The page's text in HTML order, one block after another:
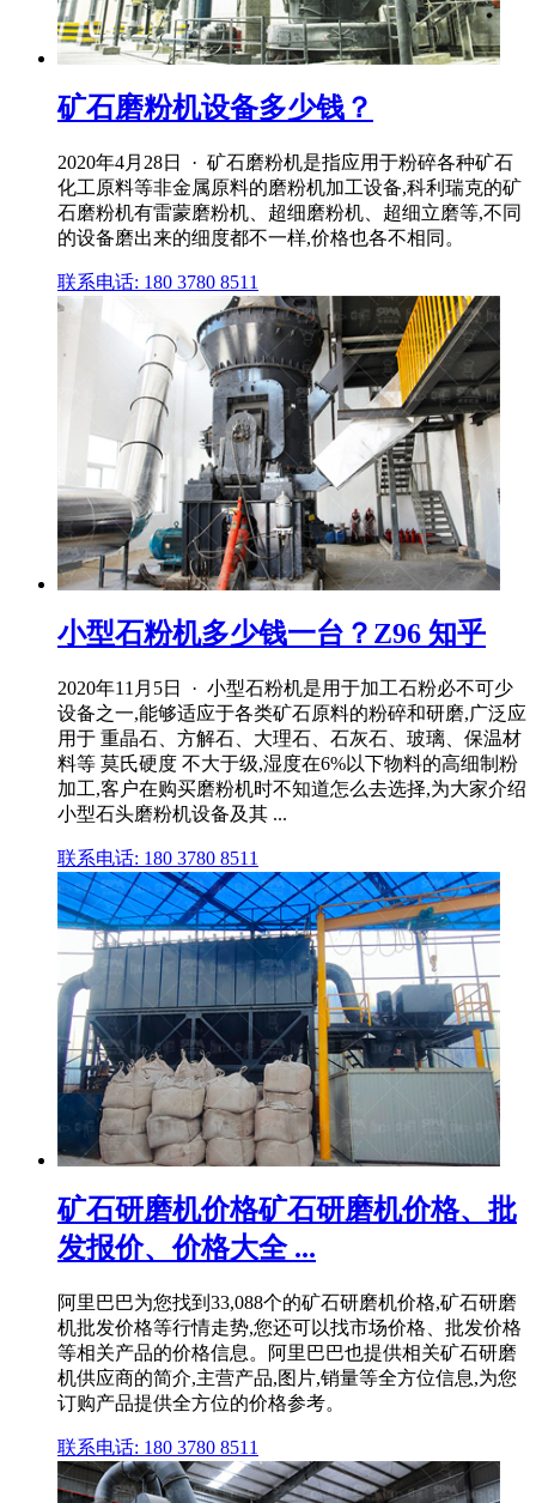
矿石磨粉机设备多少钱？
2020年4月28日 · 矿石磨粉机是指应用于粉碎各种矿石
化工原料等非金属原料的磨粉机加工设备,科利瑞克的矿
石磨粉机有雷蒙磨粉机、超细磨粉机、超细立磨等,不同
的设备磨出来的细度都不一样,价格也各不相同。
联系电话: 180 3780 8511
小型石粉机多少钱一台？Z96 知乎
2020年11月5日 · 小型石粉机是用于加工石粉必不可少
设备之一,能够适应于各类矿石原料的粉碎和研磨,广泛应
用于 重晶石、方解石、大理石、石灰石、玻璃、保温材
料等 莫氏硬度 不大于级,湿度在6%以下物料的高细制粉
加工,客户在购买磨粉机时不知道怎么去选择,为大家介绍
小型石头磨粉机设备及其 ...
联系电话: 180 3780 8511
矿石研磨机价格矿石研磨机价格、批
发报价、价格大全 ...
阿里巴巴为您找到33,088个的矿石研磨机价格,矿石研磨
机批发价格等行情走势,您还可以找市场价格、批发价格
等相关产品的价格信息。阿里巴巴也提供相关矿石研磨
机供应商的简介,主营产品,图片,销量等全方位信息,为您
订购产品提供全方位的价格参考。
联系电话: 180 3780 8511